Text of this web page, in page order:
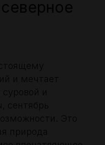
и мечтает
и
сентябрь
Это
природа